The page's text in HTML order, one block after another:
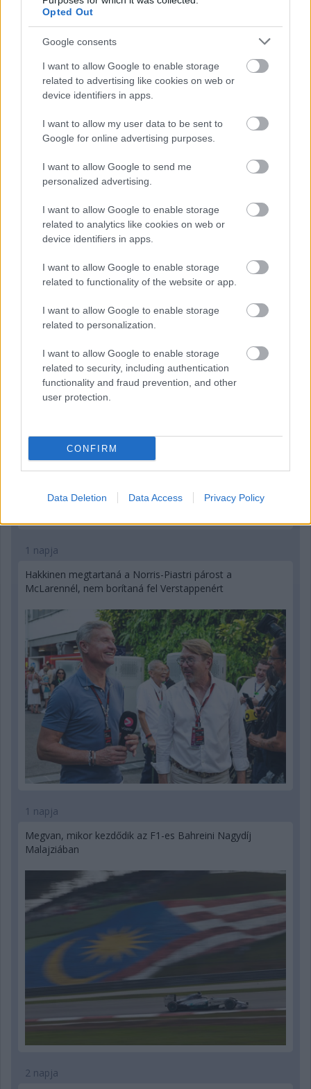
Opted Out
Google consents
I want to allow Google to enable storage
related to advertising like cookies on web or
device identifiers in apps.
I want to allow my user data to be sent to
Google for online advertising purposes.
I want to allow Google to send me
personalized advertising.
I want to allow Google to enable storage
related to analytics like cookies on web or
device identifiers in apps.
I want to allow Google to enable storage
related to functionality of the website or app.
I want to allow Google to enable storage
related to personalization.
I want to allow Google to enable storage
related to security, including authentication
functionality and fraud prevention, and other
user protection.
CONFIRM
Data Deletion Data Access Privacy Policy
frissebb anyagok
Hallgasd meg a Formula Podcast
legfrissebb adását!
Kövess minket a Facebookon
Parc Fermé
3 órája
Montoya szerint Antonelli kedvessége sem segít
Russellen
1 napja
Hakkinen megtartaná a Norris-Piastri párost a
McLarennél, nem borítaná fel Verstappenért
1 napja
Megvan, mikor kezdődik az F1-es Bahreini Nagydíj
Malajziában
2 napja